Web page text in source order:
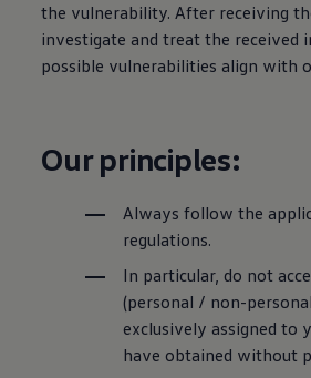
the vulnerability. After receiving
investigate and treat the received
possible vulnerabilities align with
Our principles:
Always follow the
regulations.
In particular, do not
(personal / non-
exclusively assigned to
have obtained without